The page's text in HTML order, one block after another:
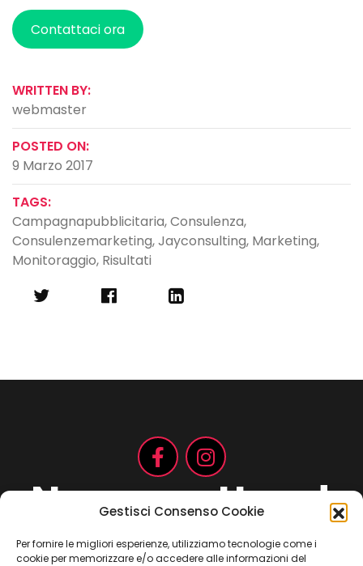
Gestisci Consenso Cookie
Per fornire le migliori esperienze, utilizziamo tecnologie come i
cookie per memorizzare e/o accedere alle informazioni del
Contattaci ora
WRITTEN BY:
webmaster
POSTED ON:
9 Marzo 2017
TAGS:
Campagnapubblicitaria,Consulenza,
Consulenzemarketing,Jayconsulting, Marketing,
Monitoraggio, Risultati
Non aspettare!